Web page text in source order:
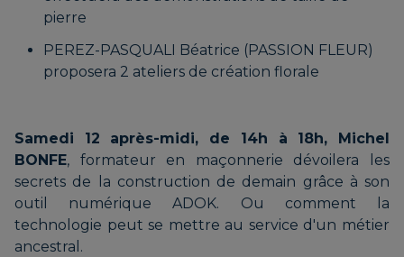
BEVILACQUA Marlène |
L’ARTISAN RELIURE
BOIS Pascal
Bar Choc
douceurs
RIBUOT Sylvain, Olivier,
Bastien et Nicolas |
pierre
PEREZ-PASQUALI Béatrice (PASSION FLEUR)
proposera 2 ateliers de création florale
Samedi 12 après-midi, de 14h à 18h, Michel
BONFE, formateur en maçonnerie dévoilera les
secrets de la construction de demain grâce à son
outil numérique ADOK. Ou comment la
technologie peut se mettre au service d'un métier
ancestral.